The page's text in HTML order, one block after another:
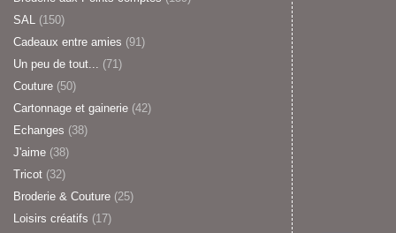
SAL (150)
Cadeaux entre amies (91)
Un peu de tout... (71)
Couture (50)
Cartonnage et gainerie (42)
Echanges (38)
J'aime (38)
Tricot (32)
Broderie & Couture (25)
Loisirs créatifs (17)